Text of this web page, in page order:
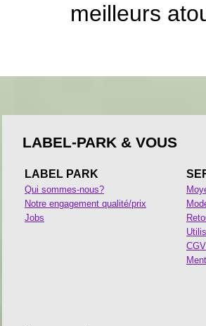
meilleurs
LABEL-PARK & VOUS
LABEL PARK
Qui sommes-nous?
Notre engagement qualité/prix
Jobs